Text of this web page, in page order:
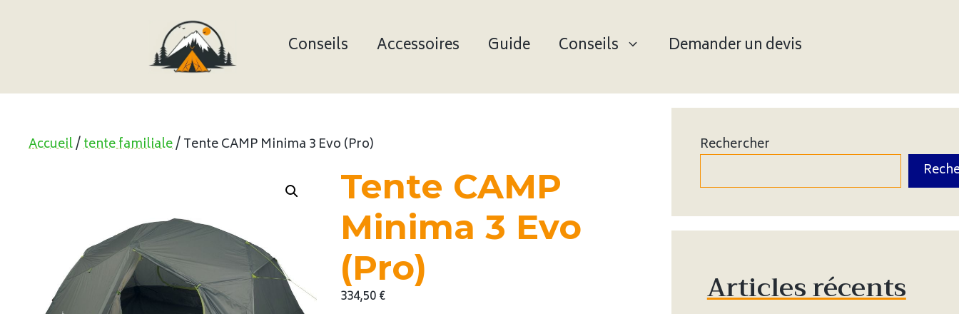
Conseils Accessoires Guide Conseils Demander un devis
Accueil/tente familiale/ Tente CAMP Minima 3 Evo (Pro)
Tente CAMP
Minima 3 Evo
(Pro)
334,50€
Rechercher
Articles récents